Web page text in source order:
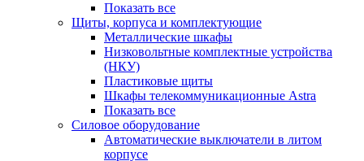
Показать все
Щиты, корпуса и комплектующие
Металлические шкафы
Низковольтные комплектные устройства
(НКУ)
Пластиковые щиты
Шкафы телекоммуникационные Astra
Показать все
Силовое оборудование
Автоматические выключатели в литом
корпусе